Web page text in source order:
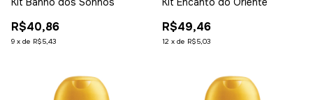
R$40,86
9 x de R$5,43
R$49,46
12 x de R$5,03